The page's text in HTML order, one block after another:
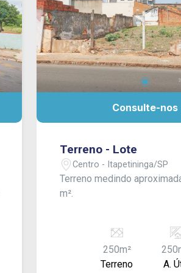
Consulte-nos
Terreno - Lote
Centro - Itapetininga/SP
Terreno medindo
m².
250m²
Terreno
A.